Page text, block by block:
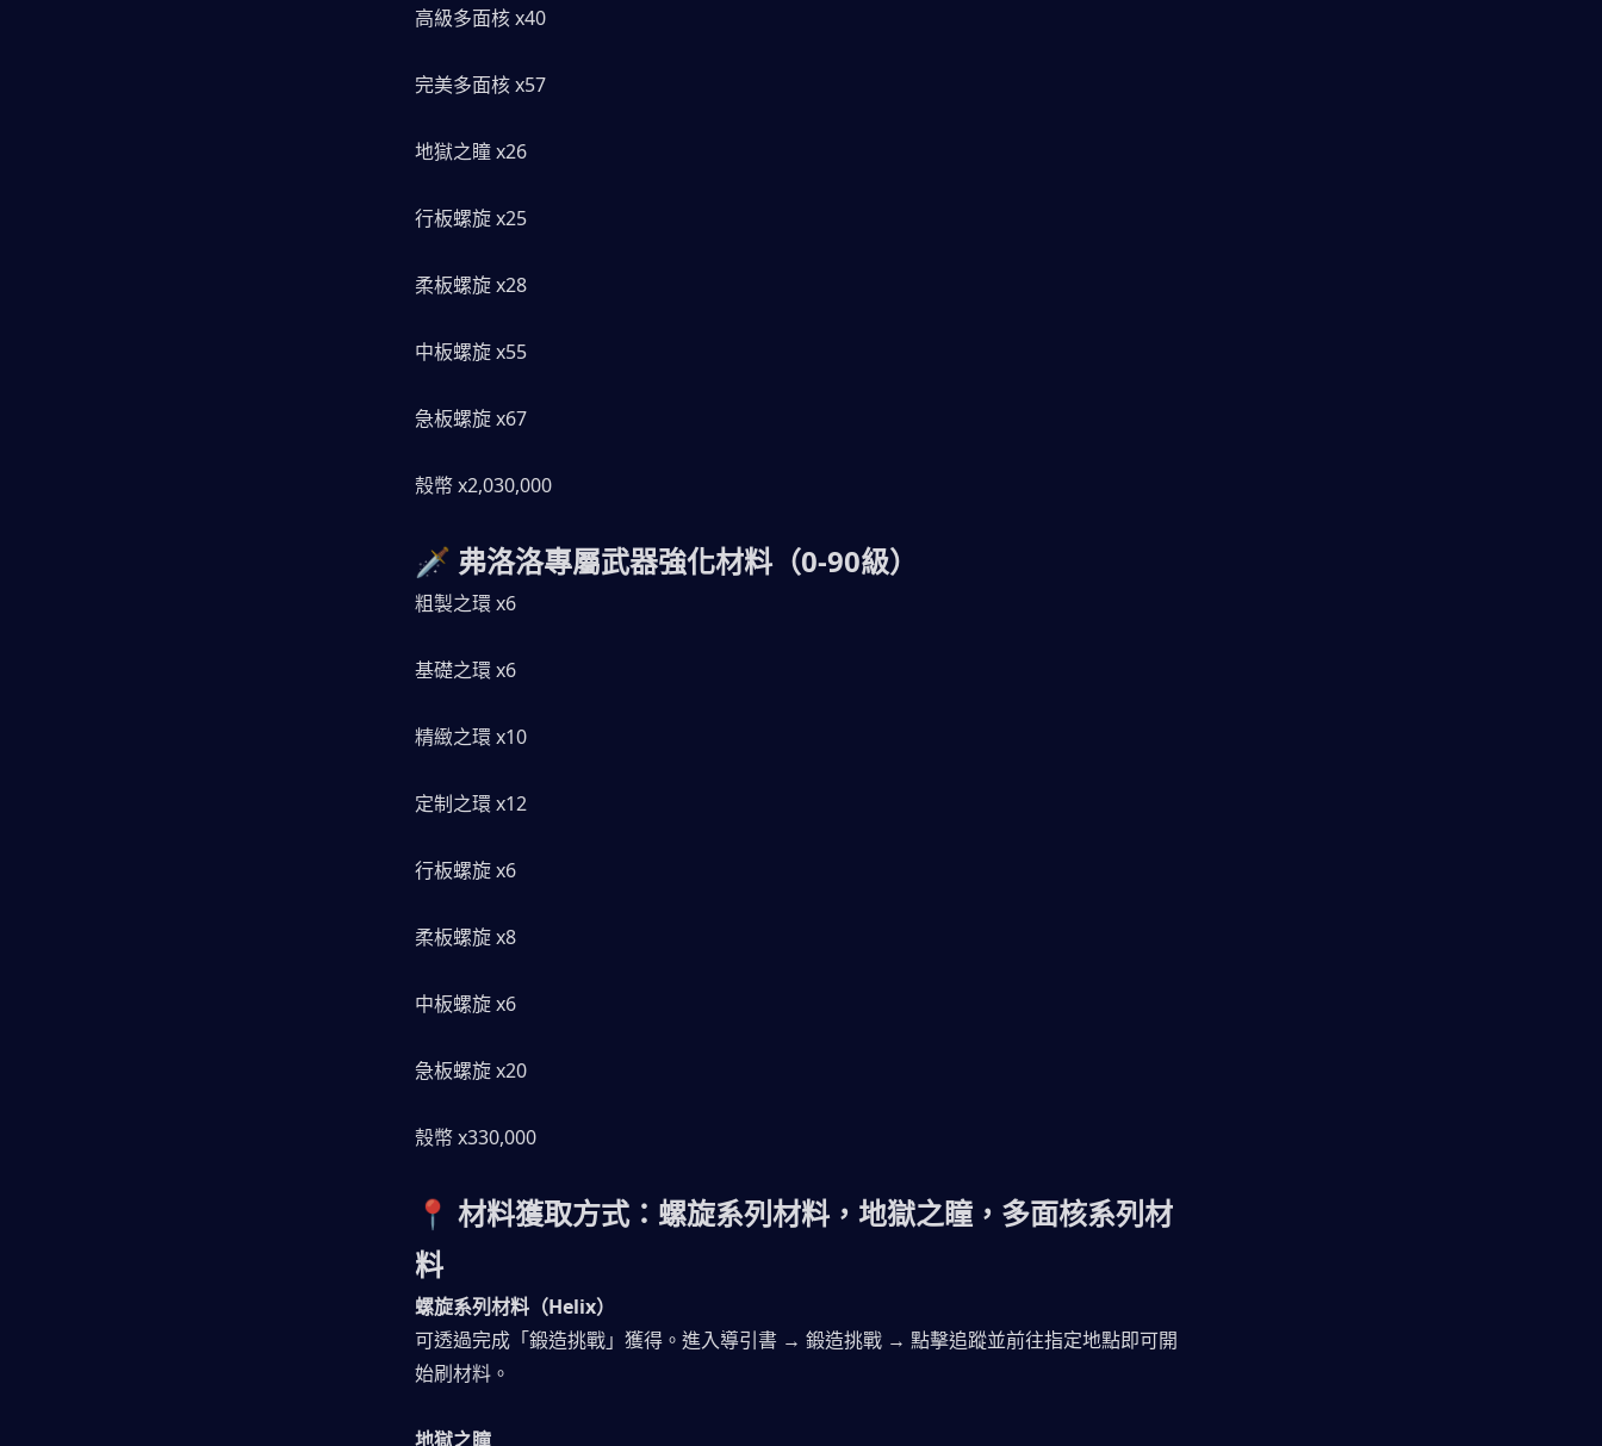
高級多面核 x40
完美多面核 x57
地獄之瞳 x26
行板螺旋 x25
柔板螺旋 x28
中板螺旋 x55
急板螺旋 x67
殼幣 x2,030,000
🗡️ 弗洛洛專屬武器強化材料（0-90級）
粗製之環 x6
基礎之環 x6
精緻之環 x10
定制之環 x12
行板螺旋 x6
柔板螺旋 x8
中板螺旋 x6
急板螺旋 x20
殼幣 x330,000
📍 材料獲取方式：螺旋系列材料， 地獄之瞳，多面核系列材
料
螺旋系列材料（Helix）
可透過完成「鍛造挑戰」獲得。進入導引書 → 鍛造挑戰 → 點擊追蹤並前往指定地點即可開
始刷材料。
地獄之瞳